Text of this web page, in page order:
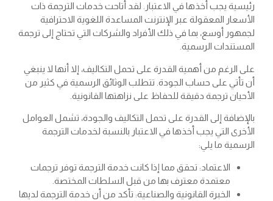
رئيسية يجب أخذها في الاعتبار. لقد أتاحت خدمات الترجمة ذات
الأسعار المعقولة عبر الإنترنت المساعدة اللغوية الاحترافية
لجمهور أوسع، بما في ذلك الأفراد والشركات التي تحتاج إلى ترجمة
المستندات الرسمية.
على الرغم من أهمية القدرة على تحمل التكاليف، إلا أنها لا ينبغي
أن تأتي على حساب الجودة. تتطلب الوثائق الرسمية في كثير من
الأحيان ترجمة دقيقة للحفاظ على نزاهتها القانونية.
بالإضافة إلى القدرة على تحمل التكاليف والجودة، تشمل العوامل
الأخرى التي يجب أخذها في الاعتبار بالنسبة لخدمات الترجمة
الرسمية ما يلي:
الاعتماد: تحقق مما إذا كانت خدمة الترجمة توفر ترجمات
معتمدة معترف بها من قبل السلطات المختصة.
الخبرة القانونية والصناعية: تأكد من أن خدمة الترجمة لديها